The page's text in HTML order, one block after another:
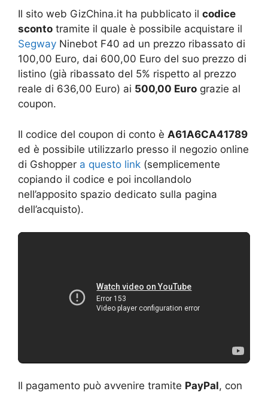
Il sito web GizChina.it ha pubblicato il codice
sconto tramite il quale è possibile acquistare il
Segway Ninebot F40 ad un prezzo ribassato di
100,00 Euro, dai 600,00 Euro del suo prezzo di
listino (già ribassato del 5% rispetto al prezzo
reale di 636,00 Euro) ai 500,00 Euro grazie al
coupon.
Il codice del coupon di conto è A61A6CA41789
ed è possibile utilizzarlo presso il negozio online
di Gshopper a questo link (semplicemente
copiando il codice e poi incollandolo
nell’apposito spazio dedicato sulla pagina
dell’acquisto).
Il pagamento può avvenire tramite PayPal, con